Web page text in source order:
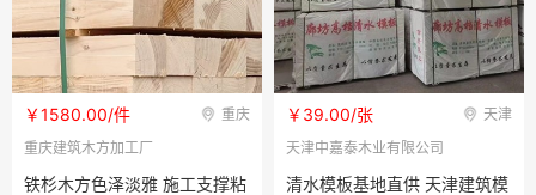
重庆
￥1580.00/件
重庆建筑木方加工厂
铁杉木方色泽淡雅 施工支撑粘
天津
￥39.00/张
天津中嘉泰木业有限公司
清水模板基地直供 天津建筑模